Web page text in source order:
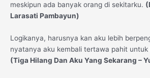
meskipun ada banyak orang di sekitarku.
Larasati Pambayun)
Logikanya, harusnya kan aku lebih
nyatanya aku kembali tertawa pahit untuk
(Tiga Hilang Dan Aku Yang Sekarang –